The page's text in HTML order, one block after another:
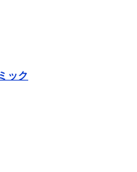
ック